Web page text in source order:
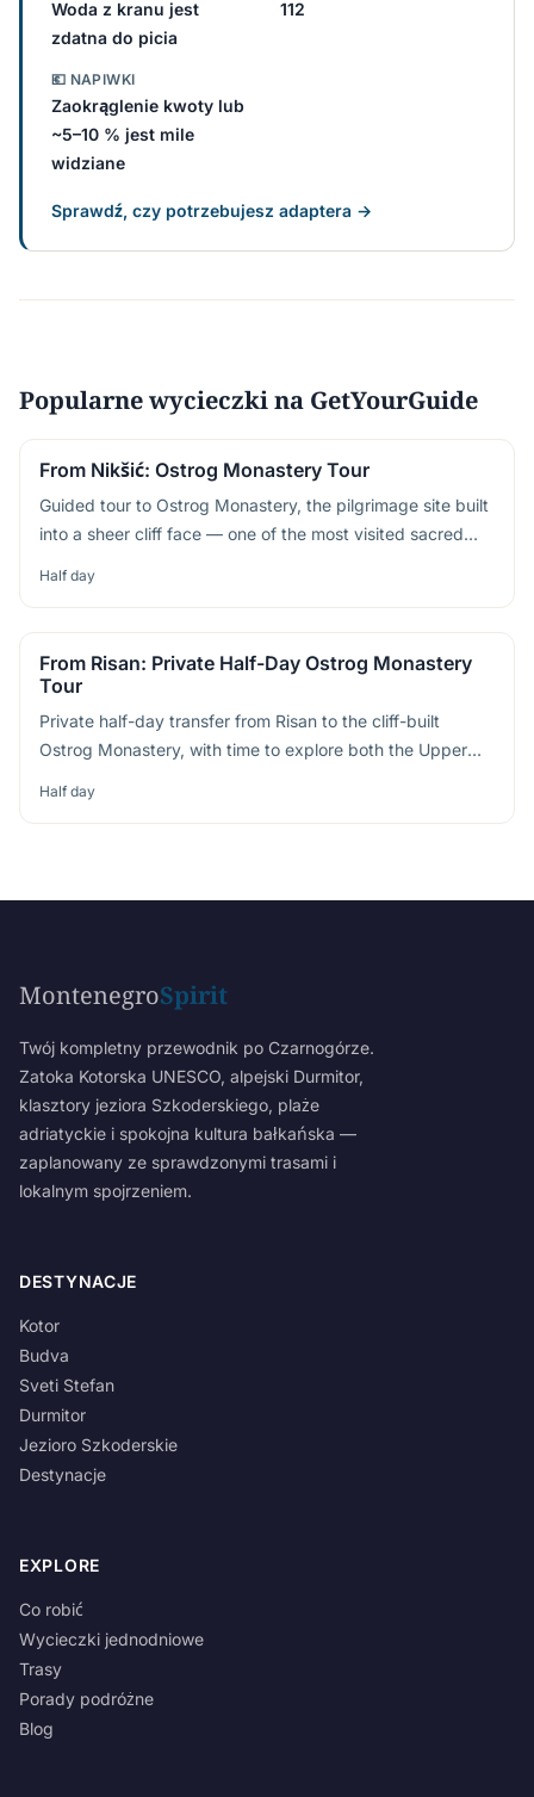
Woda z kranu jest
zdatna do picia
112
💶 NAPIWKI
Zaokrąglenie kwoty lub
~5–10 % jest mile
widziane
Sprawdź, czy potrzebujesz adaptera →
Popularne wycieczki na GetYourGuide
From Nikšić: Ostrog Monastery Tour
Guided tour to Ostrog Monastery, the pilgrimage site built
into a sheer cliff face — one of the most visited sacred
Half day
From Risan: Private Half-Day Ostrog Monastery
Tour
Private half-day transfer from Risan to the cliff-built
Ostrog Monastery, with time to explore both the Upper
Half day
MontenegroSpirit
Twój kompletny przewodnik po Czarnogórze.
Zatoka Kotorska UNESCO, alpejski Durmitor,
klasztory jeziora Szkoderskiego, plaże
adriatyckie i spokojna kultura bałkańska —
zaplanowany ze sprawdzonymi trasami i
lokalnym spojrzeniem.
DESTYNACJE
Kotor
Budva
Sveti Stefan
Durmitor
Jezioro Szkoderskie
Destynacje
EXPLORE
Co robić
Wycieczki jednodniowe
Trasy
Porady podróżne
Blog